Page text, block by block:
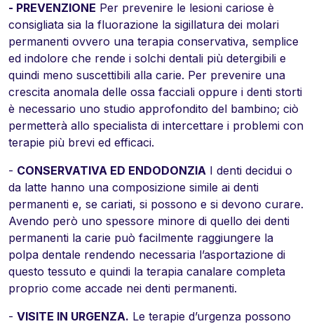
- PREVENZIONE Per prevenire le lesioni cariose è
consigliata sia la fluorazione la sigillatura dei molari
permanenti ovvero una terapia conservativa, semplice
ed indolore che rende i solchi dentali più detergibili e
quindi meno suscettibili alla carie. Per prevenire una
crescita anomala delle ossa facciali oppure i denti storti
è necessario uno studio approfondito del bambino; ciò
permetterà allo specialista di intercettare i problemi con
terapie più brevi ed efficaci.
- CONSERVATIVA ED ENDODONZIA I denti decidui o
da latte hanno una composizione simile ai denti
permanenti e, se cariati, si possono e si devono curare.
Avendo però uno spessore minore di quello dei denti
permanenti la carie può facilmente raggiungere la
polpa dentale rendendo necessaria l’asportazione di
questo tessuto e quindi la terapia canalare completa
proprio come accade nei denti permanenti.
- VISITE IN URGENZA. Le terapie d’urgenza possono